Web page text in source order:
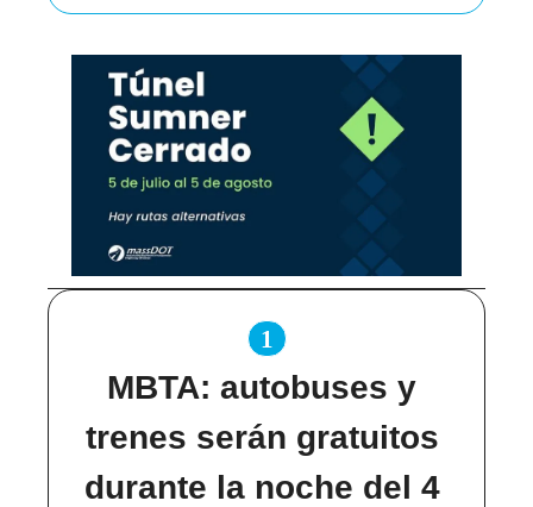
1
MBTA: autobuses y
trenes serán gratuitos
durante la noche del 4